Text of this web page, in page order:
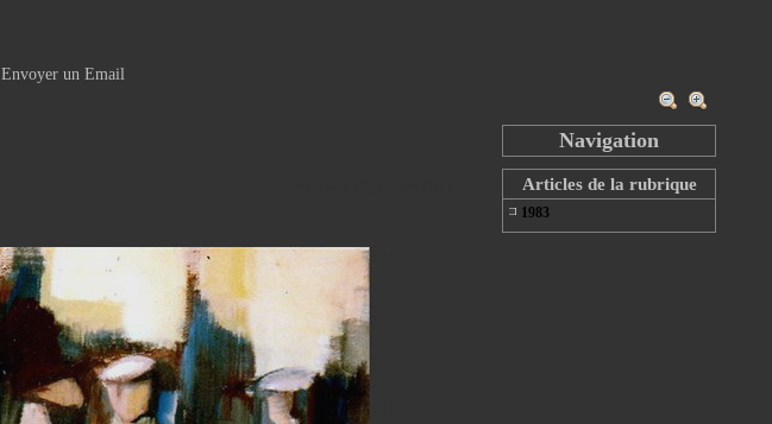
Envoyer un Email
Navigation
Articles de la rubrique
1983